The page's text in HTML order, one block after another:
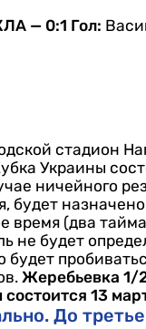
— 0:1 Гол:
стадион
Украины
ничейного
будет назначено
время (два
не будет
будет
Жеребьевка 1/
13
До